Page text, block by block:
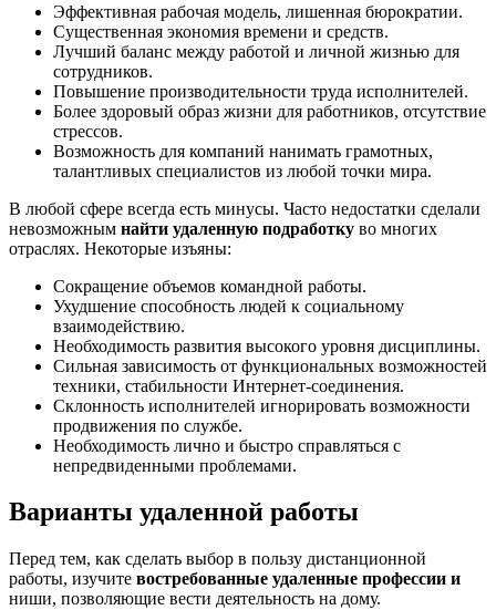
Эффективная рабочая модель, лишенная бюрократии.
Существенная экономия времени и средств.
Лучший баланс между работой и личной жизнью для
сотрудников.
Повышение производительности труда исполнителей.
Более здоровый образ жизни для работников, отсутствие
стрессов.
Возможность для компаний нанимать грамотных,
талантливых специалистов из любой точки мира.
В любой сфере всегда есть минусы. Часто недостатки сделали
невозможным найти удаленную подработку во многих
отраслях. Некоторые изъяны:
Сокращение объемов командной работы.
Ухудшение способность людей к социальному
взаимодействию.
Необходимость развития высокого уровня дисциплины.
Сильная зависимость от функциональных возможностей
техники, стабильности Интернет-соединения.
Склонность исполнителей игнорировать возможности
продвижения по службе.
Необходимость лично и быстро справляться с
непредвиденными проблемами.
Варианты удаленной работы
Перед тем, как сделать выбор в пользу дистанционной
работы, изучите востребованные удаленные профессии и
ниши, позволяющие вести деятельность на дому.